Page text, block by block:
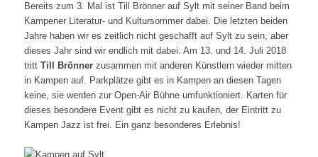
Bereits zum 3. Mal ist Till Brönner auf Sylt mit seiner Band beim
Kampener Literatur- und Kultursommer dabei. Die letzten beiden
Jahre haben wir es zeitlich nicht geschafft auf Sylt zu sein, aber
dieses Jahr sind wir endlich mit dabei. Am 13. und 14. Juli 2018
tritt Till Brönnerzusammen mit anderen Künstlern wieder mitten
in Kampen auf. Parkplätze gibt es in Kampen an diesen Tagen
keine, sie werden zur Open-Air Bühne umfunktioniert. Karten für
dieses besondere Event gibt es nicht zu kaufen, der Eintritt zu
Kampen Jazz ist frei. Ein ganz besonderes Erlebnis!